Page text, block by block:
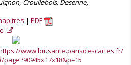
Croullebois, Desenne,
PDF
www.biusante.parisdescartes.fr/